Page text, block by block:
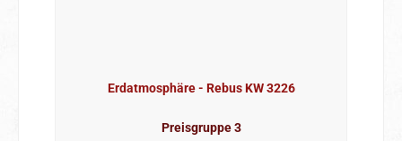
Erdatmosphäre - Rebus KW 3226
Preisgruppe 3